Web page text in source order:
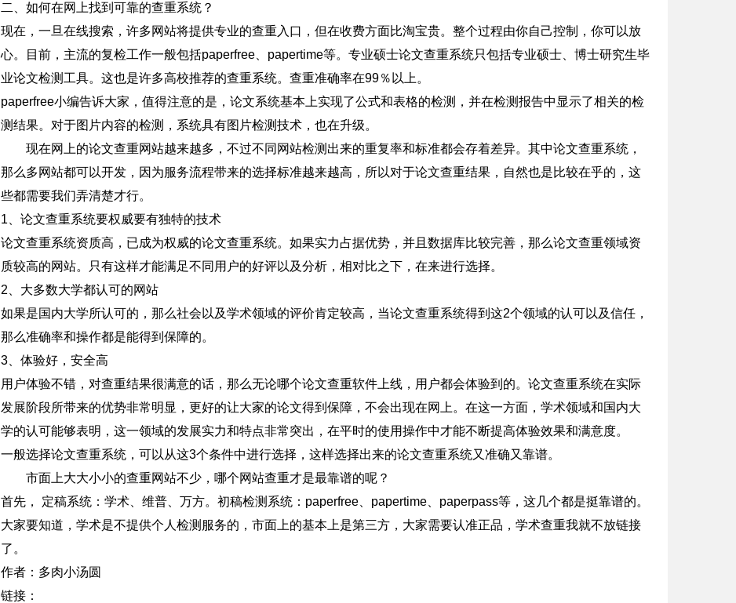
二、如何在网上找到可靠的查重系统？
现在，一旦在线搜索，许多网站将提供专业的查重入口，但在收费方面比淘宝贵。整个过程由你自己控制，你可以放
心。目前，主流的复检工作一般包括paperfree、papertime等。专业硕士论文查重系统只包括专业硕士、博士研究生毕
业论文检测工具。这也是许多高校推荐的查重系统。查重准确率在99％以上。
paperfree小编告诉大家，值得注意的是，论文系统基本上实现了公式和表格的检测，并在检测报告中显示了相关的检
测结果。对于图片内容的检测，系统具有图片检测技术，也在升级。
现在网上的论文查重网站越来越多，不过不同网站检测出来的重复率和标准都会存着差异。其中论文查重系统，
那么多网站都可以开发，因为服务流程带来的选择标准越来越高，所以对于论文查重结果，自然也是比较在乎的，这
些都需要我们弄清楚才行。
1、论文查重系统要权威要有独特的技术
论文查重系统资质高，已成为权威的论文查重系统。如果实力占据优势，并且数据库比较完善，那么论文查重领域资
质较高的网站。只有这样才能满足不同用户的好评以及分析，相对比之下，在来进行选择。
2、大多数大学都认可的网站
如果是国内大学所认可的，那么社会以及学术领域的评价肯定较高，当论文查重系统得到这2个领域的认可以及信任，
那么准确率和操作都是能得到保障的。
3、体验好，安全高
用户体验不错，对查重结果很满意的话，那么无论哪个论文查重软件上线，用户都会体验到的。论文查重系统在实际
发展阶段所带来的优势非常明显，更好的让大家的论文得到保障，不会出现在网上。在这一方面，学术领域和国内大
学的认可能够表明，这一领域的发展实力和特点非常突出，在平时的使用操作中才能不断提高体验效果和满意度。
一般选择论文查重系统，可以从这3个条件中进行选择，这样选择出来的论文查重系统又准确又靠谱。
市面上大大小小的查重网站不少，哪个网站查重才是最靠谱的呢？
首先， 定稿系统：学术、维普、万方。初稿检测系统：paperfree、papertime、paperpass等，这几个都是挺靠谱的。
大家要知道，学术是不提供个人检测服务的，市面上的基本上是第三方，大家需要认准正品，学术查重我就不放链接
了。
作者：多肉小汤圆
链接：